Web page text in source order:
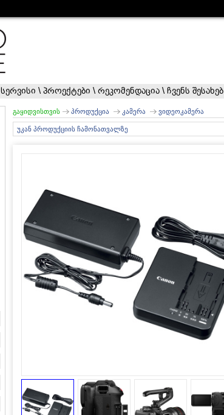
სერვისი \ პროექტები \ რეკომენდაცია \ ჩვენს შესახებ
გაყიდვისთვის პროდუქცია კამერა ვიდეოკამერა
უკან პროდუქციის ჩამონათვალზე